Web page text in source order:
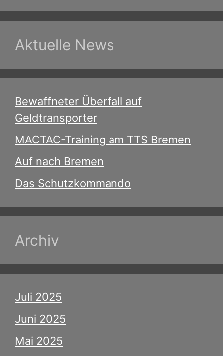
Aktuelle News
Bewaffneter Überfall auf
Geldtransporter
MACTAC-Training am TTS Bremen
Auf nach Bremen
Das Schutzkommando
Archiv
Juli 2025
Juni 2025
Mai 2025